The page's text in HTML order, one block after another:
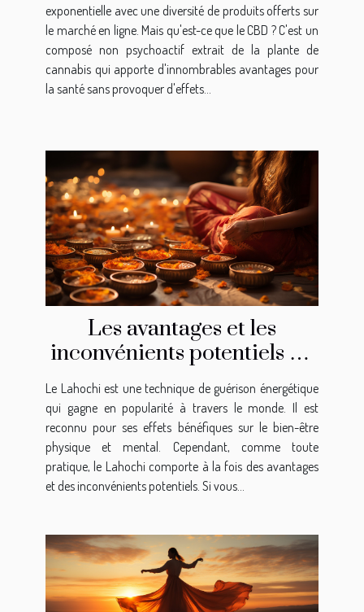
exponentielle avec une diversité de produits offerts sur
le marché en ligne. Mais qu'est-ce que le CBD ? C'est un
composé non psychoactif extrait de la plante de
cannabis qui apporte d'innombrables avantages pour
la santé sans provoquer d'effets...
Les avantages et les
inconvénients potentiels de
la pratique du Lahochi
Le Lahochi est une technique de guérison énergétique
qui gagne en popularité à travers le monde. Il est
reconnu pour ses effets bénéfiques sur le bien-être
physique et mental. Cependant, comme toute
pratique, le Lahochi comporte à la fois des avantages
et des inconvénients potentiels. Si vous...